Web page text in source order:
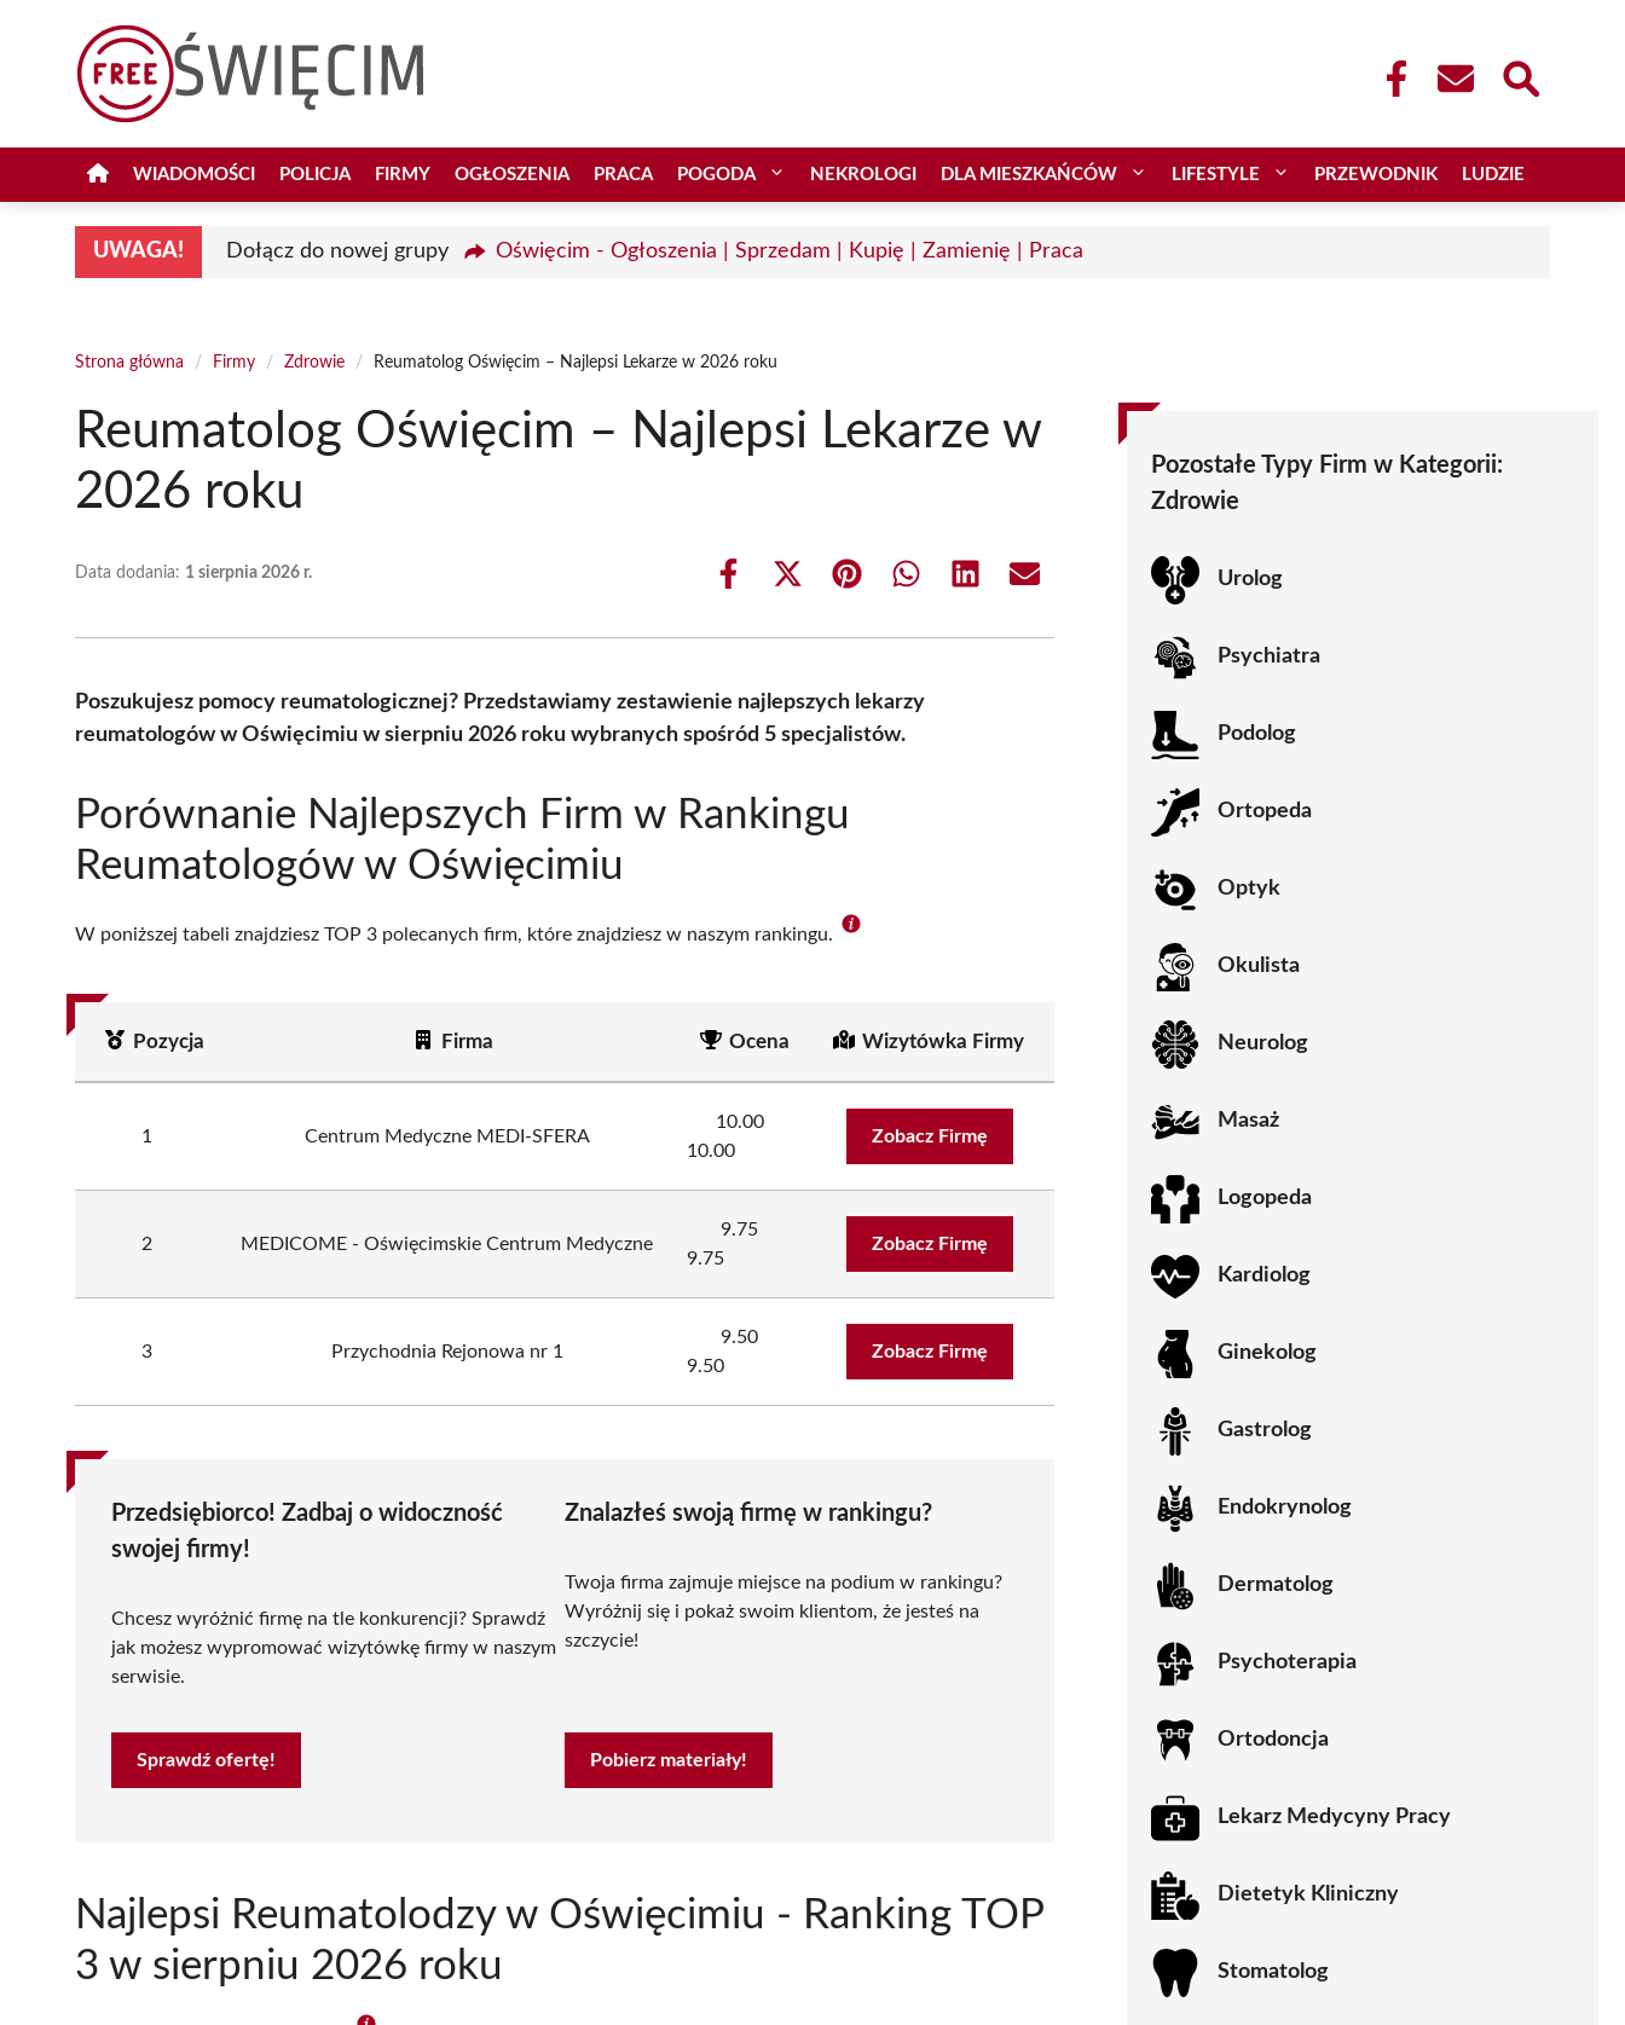
WIADOMOŚCI POLICJA FIRMY OGŁOSZENIA PRACA POGODA NEKROLOGI DLA MIESZKAŃCÓW LIFESTYLE PRZEWODNIK LUDZIE
UWAGA! Dołącz do nowej grupy Oświęcim - Ogłoszenia | Sprzedam | Kupię | Zamienię | Praca
Strona główna / Firmy / Zdrowie / Reumatolog Oświęcim – Najlepsi Lekarze w 2026 roku
Reumatolog Oświęcim – Najlepsi Lekarze w
2026 roku
Data dodania: 1 sierpnia 2026 r.
Share
Share
(Twitter)
Share Share Share Share
Poszukujesz pomocy reumatologicznej? Przedstawiamy zestawienie najlepszych lekarzy
reumatologów w Oświęcimiu w sierpniu 2026 roku wybranych spośród 5 specjalistów.
Porównanie Najlepszych Firm w Rankingu
Reumatologów w Oświęcimiu
W poniższej tabeli znajdziesz TOP 3 polecanych firm, które znajdziesz w naszym rankingu.
Pozycja Firma Ocena Wizytówka Firmy
1 Centrum Medyczne MEDI-SFERA
10.00
10.00
Zobacz Firmę
2 MEDICOME - Oświęcimskie Centrum Medyczne
9.75
9.75
Zobacz Firmę
3 Przychodnia Rejonowa nr 1
9.50
9.50
Zobacz Firmę
Przedsiębiorco! Zadbaj o widoczność
swojej firmy!
Chcesz wyróżnić firmę na tle konkurencji? Sprawdź
jak możesz wypromować wizytówkę firmy w naszym
serwisie.
Sprawdź ofertę!
Znalazłeś swoją firmę w rankingu?
Twoja firma zajmuje miejsce na podium w rankingu?
Wyróżnij się i pokaż swoim klientom, że jesteś na
szczycie!
Pobierz materiały!
Najlepsi Reumatolodzy w Oświęcimiu - Ranking TOP
3 w sierpniu 2026 roku
Pozostałe Typy Firm w Kategorii:
Zdrowie
Urolog
Psychiatra
Podolog
Ortopeda
Optyk
Okulista
Neurolog
Masaż
Logopeda
Kardiolog
Ginekolog
Gastrolog
Endokrynolog
Dermatolog
Psychoterapia
Ortodoncja
Lekarz Medycyny Pracy
Dietetyk Kliniczny
Stomatolog